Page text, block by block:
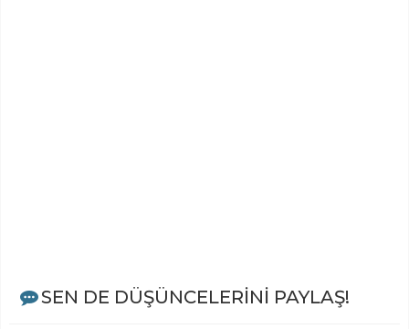
SEN DE DÜŞÜNCELERİNİ PAYLAŞ!